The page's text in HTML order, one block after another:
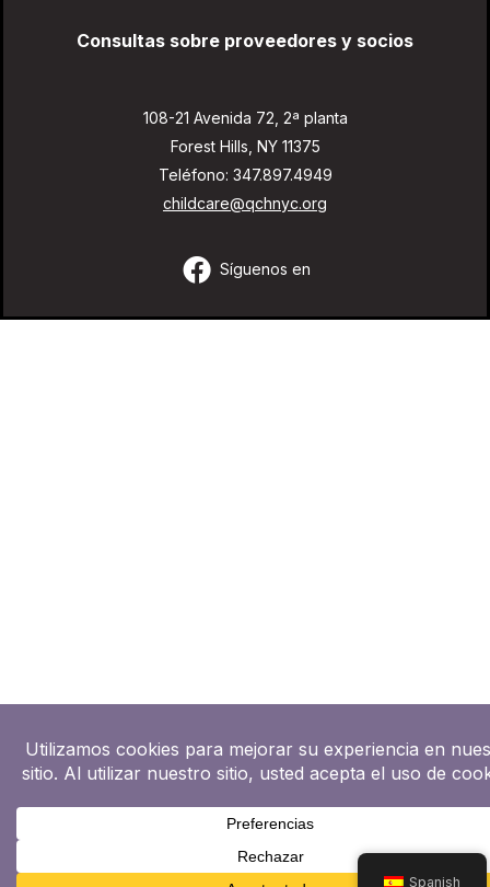
Consultas sobre proveedores y socios
108-21 Avenida 72, 2ª planta
Forest Hills, NY 11375
Teléfono: 347.897.4949
childcare@qchnyc.org
Síguenos en
Spanish